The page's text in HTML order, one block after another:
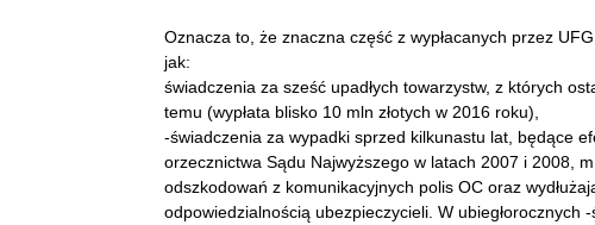
Oznacza to, że znaczna część z wypłacanych przez
jak:
świadczenia za sześć upadłych towarzystw, z których
temu (wypłata blisko 10 mln złotych w 2016 roku),
-świadczenia za wypadki sprzed kilkunastu lat, będące
orzecznictwa Sądu Najwyższego w latach 2007 i 2008,
odszkodowań z komunikacyjnych polis OC oraz
odpowiedzialnością ubezpieczycieli. W ubiegłorocznych